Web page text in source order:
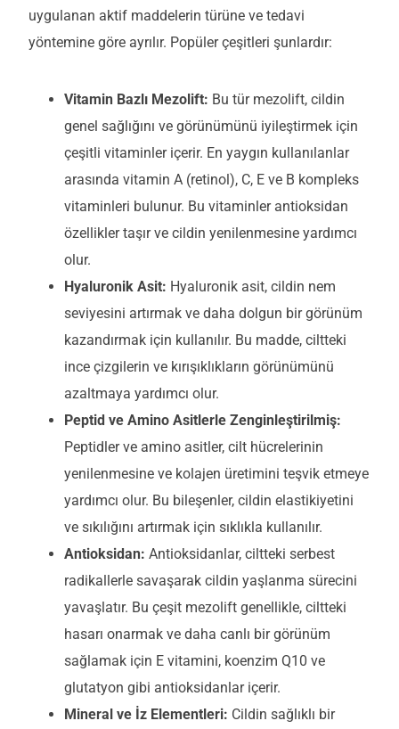
uygulanan aktif maddelerin türüne ve tedavi
yöntemine göre ayrılır. Popüler çeşitleri şunlardır:
Vitamin Bazlı Mezolift: Bu tür mezolift, cildin
genel sağlığını ve görünümünü iyileştirmek için
çeşitli vitaminler içerir. En yaygın kullanılanlar
arasında vitamin A (retinol), C, E ve B kompleks
vitaminleri bulunur. Bu vitaminler antioksidan
özellikler taşır ve cildin yenilenmesine yardımcı
olur.
Hyaluronik Asit: Hyaluronik asit, cildin nem
seviyesini artırmak ve daha dolgun bir görünüm
kazandırmak için kullanılır. Bu madde, ciltteki
ince çizgilerin ve kırışıklıkların görünümünü
azaltmaya yardımcı olur.
Peptid ve Amino Asitlerle Zenginleştirilmiş:
Peptidler ve amino asitler, cilt hücrelerinin
yenilenmesine ve kolajen üretimini teşvik etmeye
yardımcı olur. Bu bileşenler, cildin elastikiyetini
ve sıkılığını artırmak için sıklıkla kullanılır.
Antioksidan: Antioksidanlar, ciltteki serbest
radikallerle savaşarak cildin yaşlanma sürecini
yavaşlatır. Bu çeşit mezolift genellikle, ciltteki
hasarı onarmak ve daha canlı bir görünüm
sağlamak için E vitamini, koenzim Q10 ve
glutatyon gibi antioksidanlar içerir.
Mineral ve İz Elementleri: Cildin sağlıklı bir